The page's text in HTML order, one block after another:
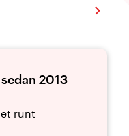
2013
runt